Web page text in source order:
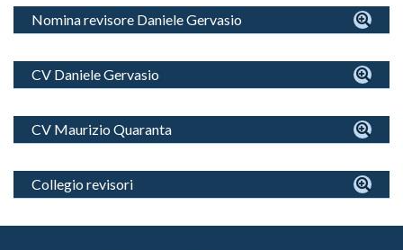
Nomina revisore Daniele Gervasio
CV Daniele Gervasio
CV Maurizio Quaranta
Collegio revisori